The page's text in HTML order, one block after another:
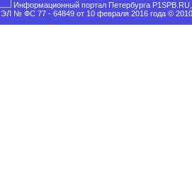
Информационный портал Петербурга
ЭЛ № ФС 77 - 64849 от 10 февраля 2016 года ©